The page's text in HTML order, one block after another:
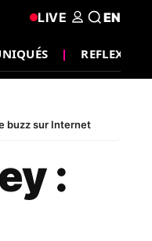
REFLEXION
LIVE EN
buzz sur Internet
: